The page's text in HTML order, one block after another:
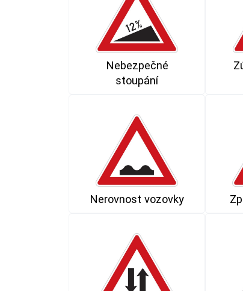
Nebezpečné
stoupání
Nerovnost vozovky